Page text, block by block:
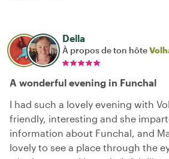
Della
À propos de ton hôte
A wonderful evening in Funchal
I had such a lovely evening with
friendly, interesting and she
information about Funchal, and
lovely to see a place through the